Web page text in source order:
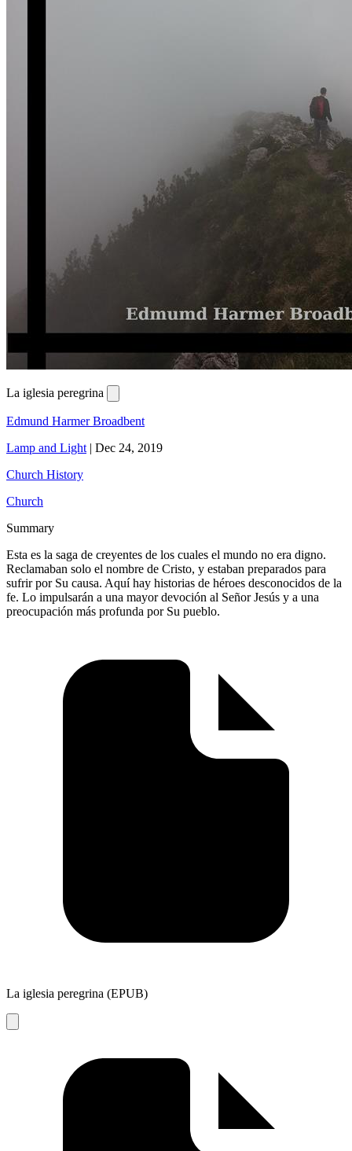
La iglesia peregrina
Edmund Harmer Broadbent
Lamp and Light | Dec 24, 2019
Church History
Church
Summary
Esta es la saga de creyentes de los cuales el mundo no era digno.
Reclamaban solo el nombre de Cristo, y estaban preparados para
sufrir por Su causa. Aquí hay historias de héroes desconocidos de la
fe. Lo impulsarán a una mayor devoción al Señor Jesús y a una
preocupación más profunda por Su pueblo.
La iglesia peregrina (EPUB)